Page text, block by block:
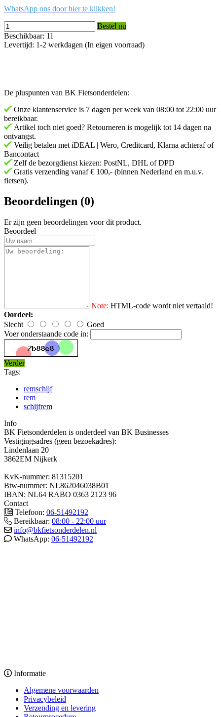
WhatsApp ons door hier te klikken!
Bestel nu
Beschikbaar: 11
Levertijd: 1-2 werkdagen (In eigen voorraad)
De pluspunten van BK Fietsonderdelen:
Onze klantenservice is 7 dagen per week van 08:00 tot 22:00 uur
bereikbaar.
Artikel toch niet goed? Retourneren is mogelijk tot 14 dagen na
ontvangst.
Veilig betalen met iDEAL | Wero, Creditcard, Klarna achteraf of
Bancontact
Zelf de bezorgdienst kiezen: PostNL, DHL of DPD
Gratis verzending vanaf € 100,- (binnen Nederland en m.u.v.
fietsen).
Beoordelingen (0)
Er zijn geen beoordelingen voor dit product.
Beoordeel
Note: HTML-code wordt niet vertaald!
Oordeel:
Slecht
Goed
Voer onderstaande code in:
Verder
Tags:
remschijf
rem
schijfrem
Info
BK Fietsonderdelen is onderdeel van BK Businesses
Vestigingsadres (geen bezoekadres):
Lindenlaan 20
3862EM Nijkerk
KvK-nummer: 81315201
Btw-nummer: NL862046038B01
IBAN: NL64 RABO 0363 2123 96
Contact
Telefoon: 06-51492192
Bereikbaar: 08:00 - 22:00 uur
info@bkfietsonderdelen.nl
WhatsApp: 06-51492192
Informatie
Algemene voorwaarden
Privacybeleid
Verzending en levering